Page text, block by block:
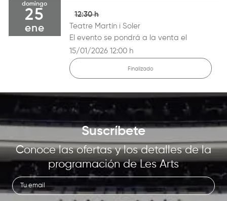
domingo
25
ene
12:30 h
Teatre Martín i Soler
El evento se pondrá a la venta el
15/01/2026 12:00 h
Finalizado
Suscríbete
Conoce las ofertas y los detalles de la
programación de Les Arts